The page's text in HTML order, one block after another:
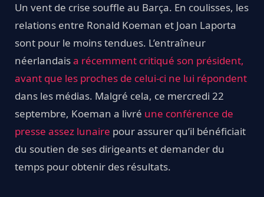
Un vent de crise souffle au Barça. En coulisses, les
relations entre Ronald Koeman et Joan Laporta
sont pour le moins tendues. L’entraîneur
néerlandaisa récemment critiqué son président,
avant que les proches de celui-ci ne lui répondent
dans les médias. Malgré cela, ce mercredi 22
septembre, Koeman a livré une conférence de
presse assez lunaire pour assurer qu’il bénéficiait
du soutien de ses dirigeants et demander du
temps pour obtenir des résultats.